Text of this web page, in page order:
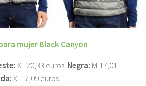
mujer Black Canyon
XL 20,33 euros. Negra: M 17,01
Xl 17,09 euros